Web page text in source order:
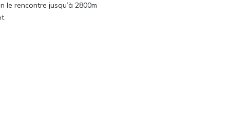
le rencontre jusqu’à 2800m